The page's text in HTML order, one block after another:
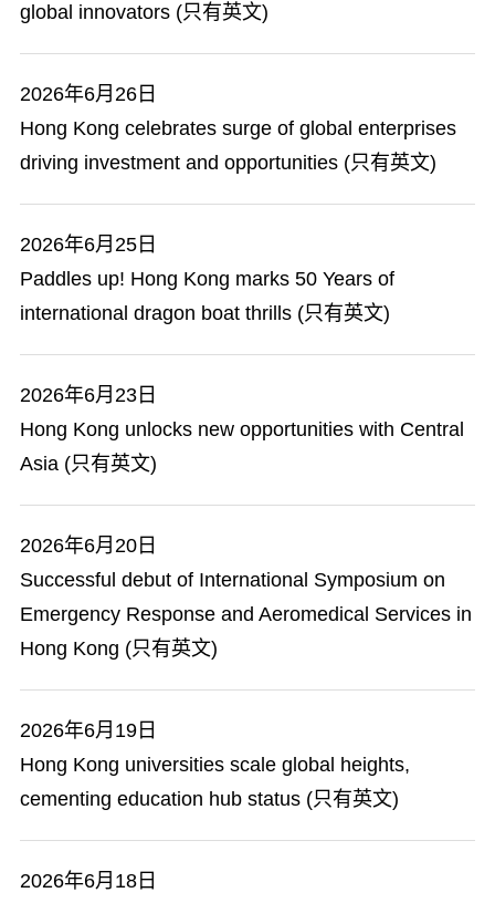
global innovators (只有英文)
2026年6月26日
Hong Kong celebrates surge of global enterprises
driving investment and opportunities (只有英文)
2026年6月25日
Paddles up! Hong Kong marks 50 Years of
international dragon boat thrills (只有英文)
2026年6月23日
Hong Kong unlocks new opportunities with Central
Asia (只有英文)
2026年6月20日
Successful debut of International Symposium on
Emergency Response and Aeromedical Services in
Hong Kong (只有英文)
2026年6月19日
Hong Kong universities scale global heights,
cementing education hub status (只有英文)
2026年6月18日